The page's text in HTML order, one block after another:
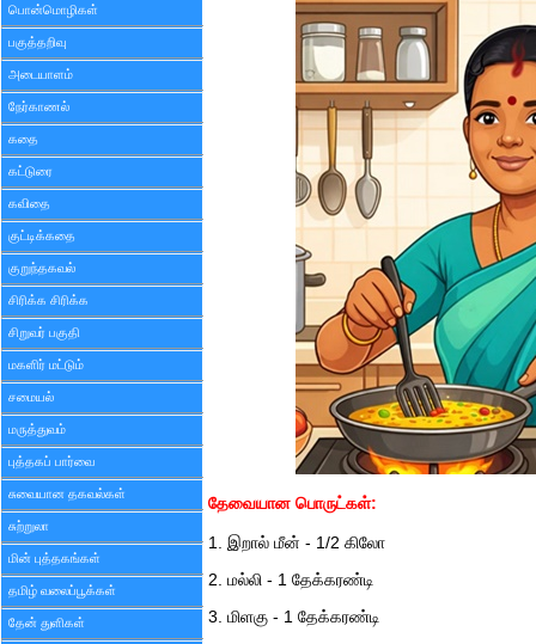
பொன்மொழிகள்
பகுத்தறிவு
அடையாளம்
நேர்காணல்
கதை
கட்டுரை
கவிதை
குட்டிக்கதை
குறுந்தகவல்
சிரிக்க சிரிக்க
சிறுவர் பகுதி
மகளிர் மட்டும்
சமையல்
மருத்துவம்
புத்தகப் பார்வை
சுவையான தகவல்கள்
சுற்றுலா
மின் புத்தகங்கள்
தமிழ் வலைப்பூக்கள்
தேன் துளிகள்
தேவையான பொருட்கள்:
1. இறால் மீன் - 1/2 கிலோ
2. மல்லி - 1 தேக்கரண்டி
3. மிளகு - 1 தேக்கரண்டி